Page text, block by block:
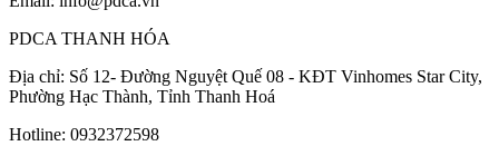
PDCA THANH HÓA
Địa chỉ: Số 12- Đường Nguyệt Quế 08 - KĐT Vinhomes Star City,
Phường Hạc Thành, Tỉnh Thanh Hoá
Hotline: 0932372598